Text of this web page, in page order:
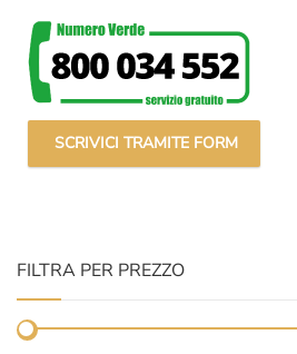
SCRIVICI TRAMITE FORM
FILTRA PER PREZZO